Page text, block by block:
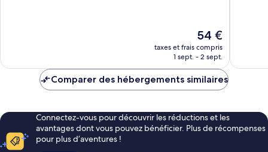
Le
nouveau
prix
de
54 €
taxes et frais compris
1 sept. - 2 sept.
Comparer des hébergements similaires
Connectez-vous pour découvrir les réductions et les
avantages dont vous pouvez bénéficier. Plus de récompenses
pour plus d’aventures !